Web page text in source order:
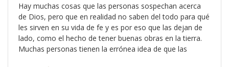
Hay muchas cosas que las personas sospechan acerca
de Dios, pero que en realidad no saben del todo para qué
les sirven en su vida de fe y es por eso que las dejan de
lado, como el hecho de tener buenas obras en la tierra.
Muchas personas tienen la errónea idea de que las